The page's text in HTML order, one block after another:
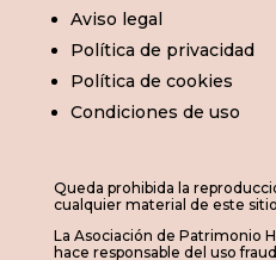
Aviso legal
Política de privacidad
Política de cookies
Condiciones de uso
Queda prohibida la
cualquier material de este
La Asociación de Patrimonio
hace responsable del uso